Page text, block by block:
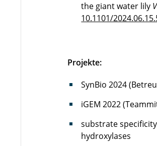
the giant water lily
10.1101/
Projekte:
SynBio 2024
iGEM 2022
substrate
hydroxylases